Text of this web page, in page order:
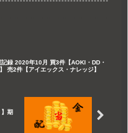
記録 2020年10月 買3件【AOKI・DD・
売2件【アイエックス・ナレッジ】
期